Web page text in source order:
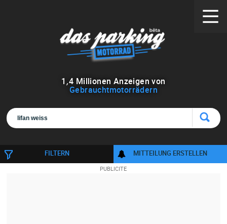
1 ,4 Millionen Anzeigen von
Gebrauchtmotorrädern
FILTERN MITTEILUNG ERSTELLEN